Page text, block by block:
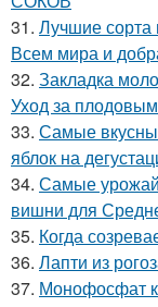
31. Лучшие сорта
Всем мира и
32. Закладка
Уход за
33. Самые
яблок на
34. Самые
вишни для
35. Когда
36. Лапти из
37. Монофосфат